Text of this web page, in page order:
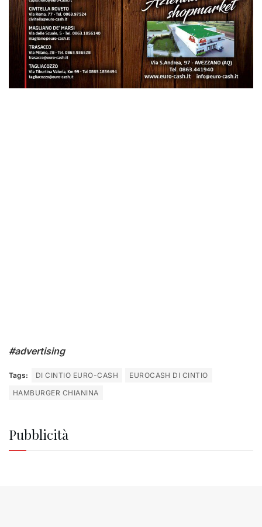
#advertising
Tags: DI CINTIO EURO-CASH
EUROCASH DI CINTIO
HAMBURGER CHIANINA
Pubblicità